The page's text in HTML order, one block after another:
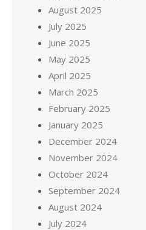
August 2025
July 2025
June 2025
May 2025
April 2025
March 2025
February 2025
January 2025
December 2024
November 2024
October 2024
September 2024
August 2024
July 2024